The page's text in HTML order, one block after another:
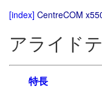
[index] CentreCOM
アライド
特長